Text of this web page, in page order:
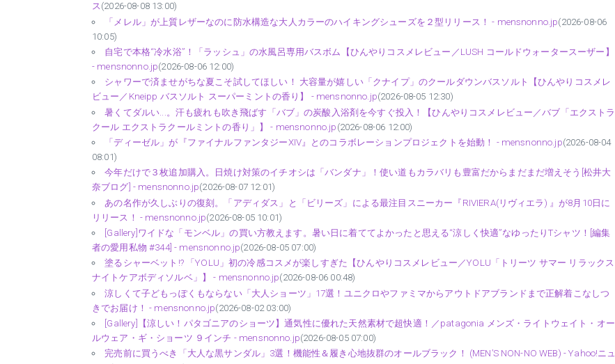
ス(2026-08-08 13:00)
「メレル」が上質レザーなのに防水構造な大人カラーのハイキングシューズを２型リリース！ - mensnonno.jp(2026-08-06
10:05)
自宅で本格“冷水浴”！「ラッシュ」の水風呂専用バスボム【ひんやりコスメレビュー／LUSH コールドウォータースーザー】
- mensnonno.jp(2026-08-06 12:00)
シャワーで済ませがちな夏こそ試してほしい！ 大容量が嬉しい「クナイプ」のクールダウンバスソルト【ひんやりコスメレ
ビュー／Kneipp バスソルト スーパーミントの香り】 - mensnonno.jp(2026-08-05 12:30)
暑くてダルい...。汗も疲れも吹き飛ばす「バブ」の炭酸入浴剤を今すぐ投入！【ひんやりコスメレビュー／バブ「エクストラ
クール エクストラクールミントの香り」】 - mensnonno.jp (2026-08-06 12:00)
「ディーゼル」が『ファイナルファンタジーXIV』とのコラボレーションプロジェクトを始動！ - mensnonno.jp(2026-08-04
08:01)
今年だけで３枚追加購入。日焼け対策のイチオシは「バンダナ」！使い道もカラバリも豊富だからまだまだ増えそう[松井大
奈ブログ] - mensnonno.jp(2026-08-07 12:01)
あの名作が久しぶりの復刻。「アディダス」と「ビリーズ」による最注目スニーカー『RIVIERA(リヴィエラ) 』が8月10日に
リリース！ - mensnonno.jp(2026-08-05 10:01)
[Gallery]ワイドな「モンベル」の買い方教えます。暑い日に着ててよかったと思える“涼しく快適”なゆったりTシャツ！[編集
者の愛用私物 #344] - mensnonno.jp(2026-08-05 07:00)
塗るシャーベット!? 「YOLU」初の冷感コスメが楽しすぎた【ひんやりコスメレビュー／YOLU「トリーツ サマー リラックス
ナイトケアボディソルベ」】 - mensnonno.jp(2026-08-06 00:48)
涼しくて子どもっぽくもならない「大人ショーツ」17選！ユニクロやファミマからアウトドアブランドまで正解着こなしつ
きでお届け！ - mensnonno.jp(2026-08-02 03:00)
[Gallery]【涼しい！パタゴニアのショーツ】通気性に優れた天然素材で超快適！／patagonia メンズ・ライトウェイト・オー
ルウェア・ギ・ショーツ ９インチ - mensnonno.jp(2026-08-05 07:00)
完売前に買うべき「大人な黒サンダル」3選！機能性＆履き心地抜群のオールブラック！ (MEN’S NON-NO WEB) - Yahoo!ニュ